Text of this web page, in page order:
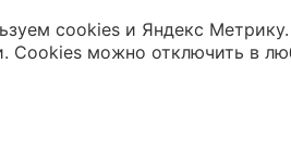
cookies и Яндекс Метрику.
Cookies можно отключить в